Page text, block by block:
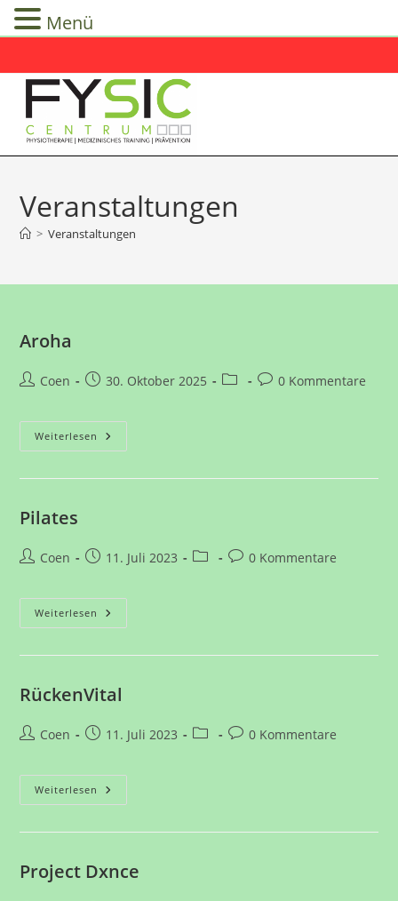
Inhalt
springen
Veranstaltungen
> Veranstaltungen
Aroha
Beitrags-
Coen
Beitrag30. Oktober 2025
Beitrags-Beitrags-
0 Kommentare
Weiterlesen Aroha
Pilates
Beitrags-
Coen
Beitrag11. Juli 2023
Beitrags-Beitrags-
0 Kommentare
Weiterlesen Pilates
RückenVital
Beitrags-
Coen
Beitrag11. Juli 2023
Beitrags-Beitrags-
0 Kommentare
Weiterlesen RückenVital
Project Dxnce
Menü